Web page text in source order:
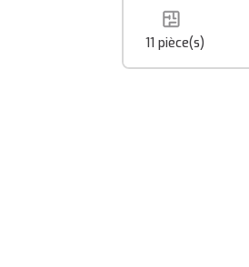
11 pièce(s)